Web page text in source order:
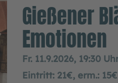
Gießener
Emotionen
Fr. 11.9.2026, 19:30
Eintritt: 21€, erm.: 15€